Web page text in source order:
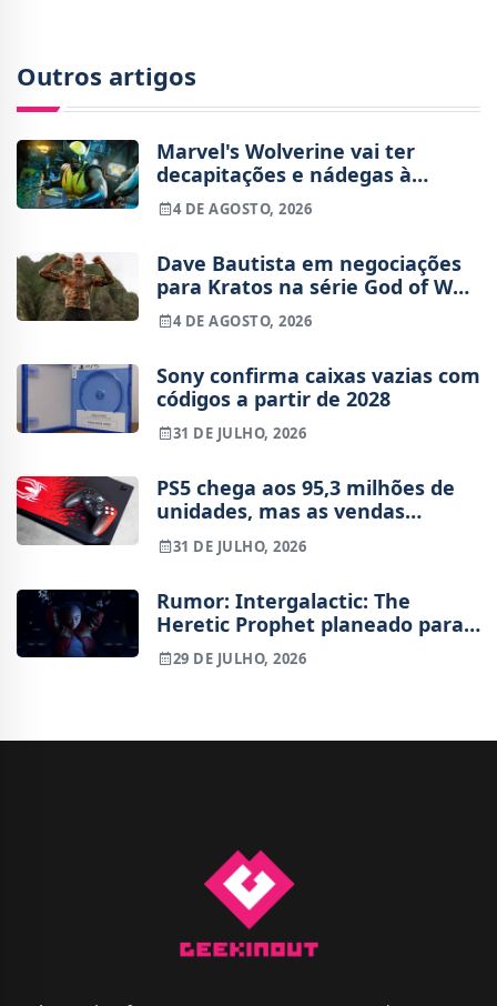
Outros artigos
Marvel's Wolverine vai ter
decapitações e nádegas à
mostra
4 DE AGOSTO, 2026
Dave Bautista em negociações
para Kratos na série God of War
da Amazon
4 DE AGOSTO, 2026
Sony confirma caixas vazias com
códigos a partir de 2028
31 DE JULHO, 2026
PS5 chega aos 95,3 milhões de
unidades, mas as vendas
trimestrais caíram 36%
31 DE JULHO, 2026
Rumor: Intergalactic: The
Heretic Prophet planeado para
2027
29 DE JULHO, 2026